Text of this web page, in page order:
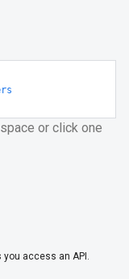
URL 데이터
URL 정규화